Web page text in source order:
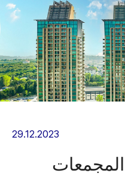
29.12.2023
Eclipse Maslak المجمعات